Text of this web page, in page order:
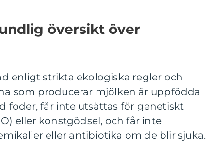
översikt över
enligt strikta ekologiska regler och
som producerar mjölken är uppfödda
foder, får inte utsättas för genetiskt
eller konstgödsel, och får inte
eller antibiotika om de blir sjuka.